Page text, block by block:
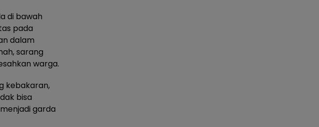
di bawah
pada
dalam
sarang
warga.
kebakaran,
bisa
garda